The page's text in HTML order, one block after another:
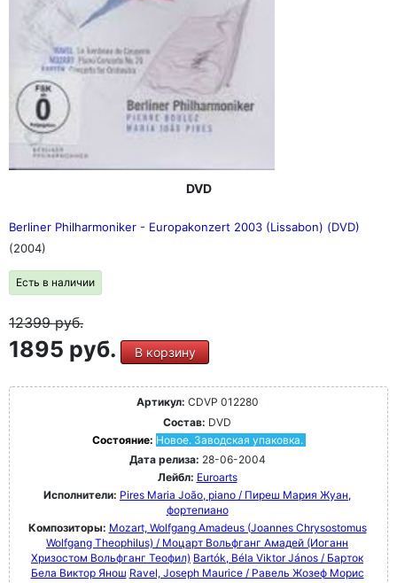
DVD
Berliner Philharmoniker - Europakonzert 2003 (Lissabon) (DVD)
(2004)
Есть в наличии
12399руб.
1895 руб. В корзину
Артикул: CDVP 012280
Состав: DVD
Состояние: Новое. Заводская упаковка.
Дата релиза: 28-06-2004
Лейбл: Euroarts
Исполнители: Pires Maria João, piano / Пиреш Мария Жуан,
фортепиано
Композиторы: Mozart, Wolfgang Amadeus (Joannes Chrysostomus
Wolfgang Theophilus) / Моцарт Вольфганг Амадей (Иоганн
Хризостом Вольфганг Теофил) Bartók, Béla Viktor János / Барток
Бела Виктор Янош Ravel, Joseph Maurice / Равель Жозеф Морис